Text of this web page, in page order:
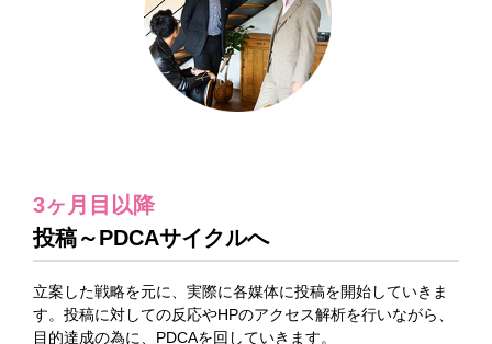
3ヶ月目以降
投稿～PDCAサイクルへ
立案した戦略を元に、実際に各媒体に投稿を開始していきま
す。投稿に対しての反応やHPのアクセス解析を行いながら、
目的達成の為に、PDCAを回していきます。